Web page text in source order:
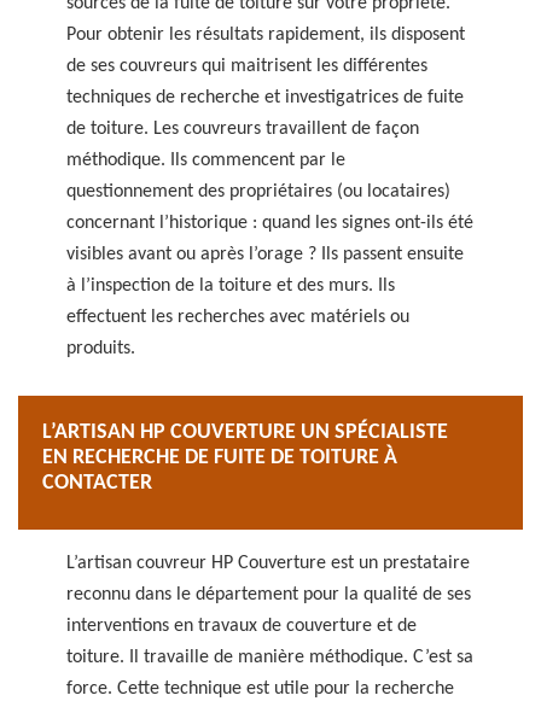
Pour obtenir les résultats rapidement, ils disposent
de ses couvreurs qui maitrisent les différentes
techniques de recherche et investigatrices de fuite
de toiture. Les couvreurs travaillent de façon
méthodique. Ils commencent par le
questionnement des propriétaires (ou locataires)
concernant l’historique : quand les signes ont-ils été
visibles avant ou après l’orage ? Ils passent ensuite
à l’inspection de la toiture et des murs. Ils
effectuent les recherches avec matériels ou
produits.
L’ARTISAN HP COUVERTURE UN SPÉCIALISTE
EN RECHERCHE DE FUITE DE TOITURE À
CONTACTER
L’artisan couvreur HP Couverture est un prestataire
reconnu dans le département pour la qualité de ses
interventions en travaux de couverture et de
toiture. Il travaille de manière méthodique. C’est sa
force. Cette technique est utile pour la recherche